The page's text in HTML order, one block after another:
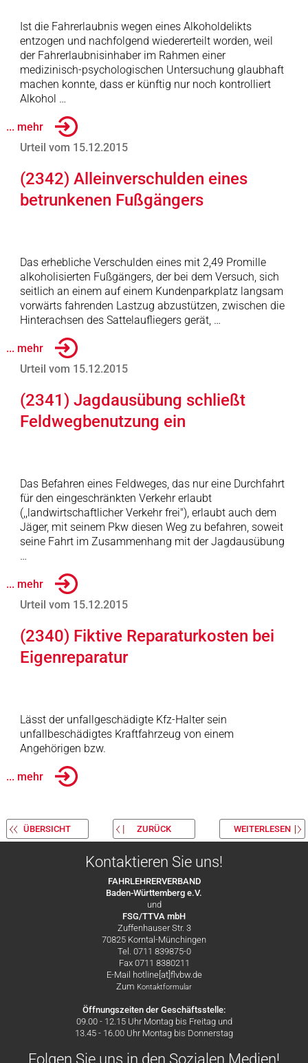
Ist die Fahrerlaubnis wegen eines Alkoholdelikts
entzogen und nachfolgend wiedererteilt worden, weil
der Fahrerlaubnisinhaber im Rahmen einer
medizinisch-psychologischen Untersuchung glaubhaft
machen konnte, dass er künftig nur noch kontrolliert
Alkohol …
... mehr
Urteil vom 15.12.2015
(2342) Alleinverschulden eines
betrunkenen Fußgängers
Das erhebliche Verschulden eines mit 2,49 Promille
alkoholisierten Fußgängers, der bei dem Versuch, sich
seitlich an einem auf einem Kundenparkplatz langsam
vorwärts fahrenden Lastzug abzustützen, zwischen die
Hinterachsen des Sattelaufliegers gerät, …
... mehr
Urteil vom 15.12.2015
(2341) Jagdausübung schließt
Feldwegbenutzung ein
Das Befahren eines Feldweges, das nur eine Durchfahrt
für den eingeschränkten Verkehr erlaubt
(,,landwirtschaftlicher Verkehr frei"), erlaubt auch dem
Jäger, mit seinem Pkw diesen Weg zu befahren, soweit
seine Fahrt im Zusammenhang mit der Jagdausübung
…
... mehr
Urteil vom 15.12.2015
(2340) Fiktive Reparaturkosten bei
Eigenreparatur
Lässt der unfallgeschädigte Kfz-Halter sein
unfallbeschädigtes Kraftfahrzeug von einem
Angehörigen bzw.
... mehr
ÜBERSICHT ZURÜCK WEITERLESEN
Kontaktieren Sie uns!
FAHRLEHRERVERBAND
Baden-Württemberg e.V.
und
FSG/TTVA mbH
Zuffenhauser Str. 3
70825 Korntal-Münchingen
Tel. 0711 839875-0
Fax 0711 8380211
E-Mail hotline[at]flvbw.de
Zum Kontaktformular
Öffnungszeiten der Geschäftsstelle:
09.00 - 12.15 Uhr Montag bis Freitag und
13.45 - 16.00 Uhr Montag bis Donnerstag
Folgen Sie uns in den Sozialen Medien!